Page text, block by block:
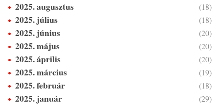
2025. augusztus (18)
2025. július (18)
2025. június (20)
2025. május (20)
2025. április (20)
2025. március (19)
2025. február (18)
2025. január (29)